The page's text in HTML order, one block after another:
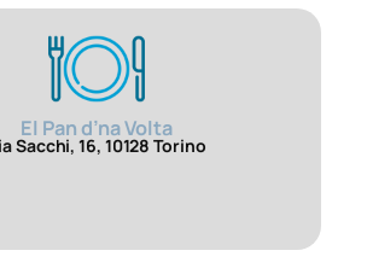
El Pan d’na Volta
Sacchi, 16, 10128 Torino